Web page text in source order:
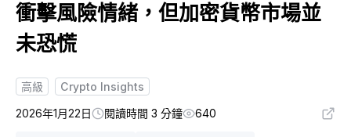
衝擊風險情緒，但加密貨幣市場並
未恐慌
高級
Crypto Insights
2026年1月22日
閱讀時間 3 分鐘 640